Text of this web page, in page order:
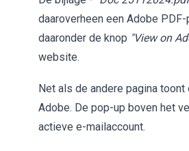
daaroverheen een Adobe
daaronder de knop "View on
website.
Net als de andere pagina
Adobe. De pop-up boven het
actieve e-mailaccount.